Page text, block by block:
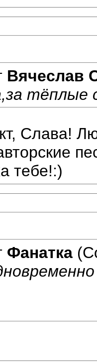
Вячеслав
тёплые
Слава!
тебе!:)
Фанатка